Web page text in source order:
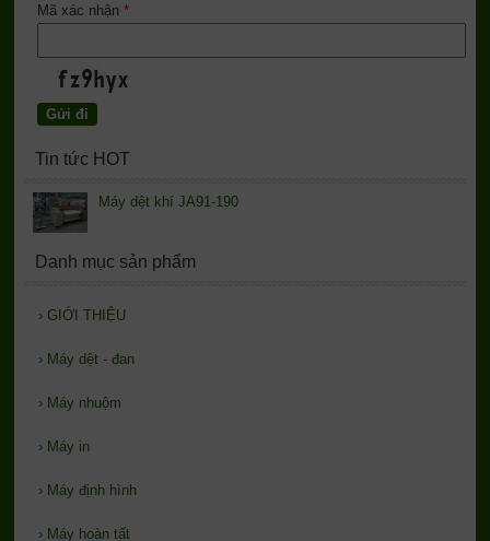
Mã xác nhận *
Tin tức HOT
Máy dệt khí JA91-190
Danh mục sản phẩm
› GIỚI THIỆU
› Máy dệt - đan
› Máy nhuộm
› Máy in
› Máy định hình
› Máy hoàn tất